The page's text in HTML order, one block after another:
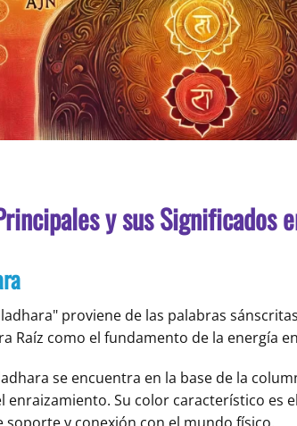
y sus Significados
proviene de las palabras
Raíz como el fundamento de la energía
se encuentra en la base de la
enraizamiento. Su color característico es